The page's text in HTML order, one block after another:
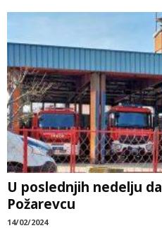
U poslednjih nedelju
Požarevcu
14/02/2024